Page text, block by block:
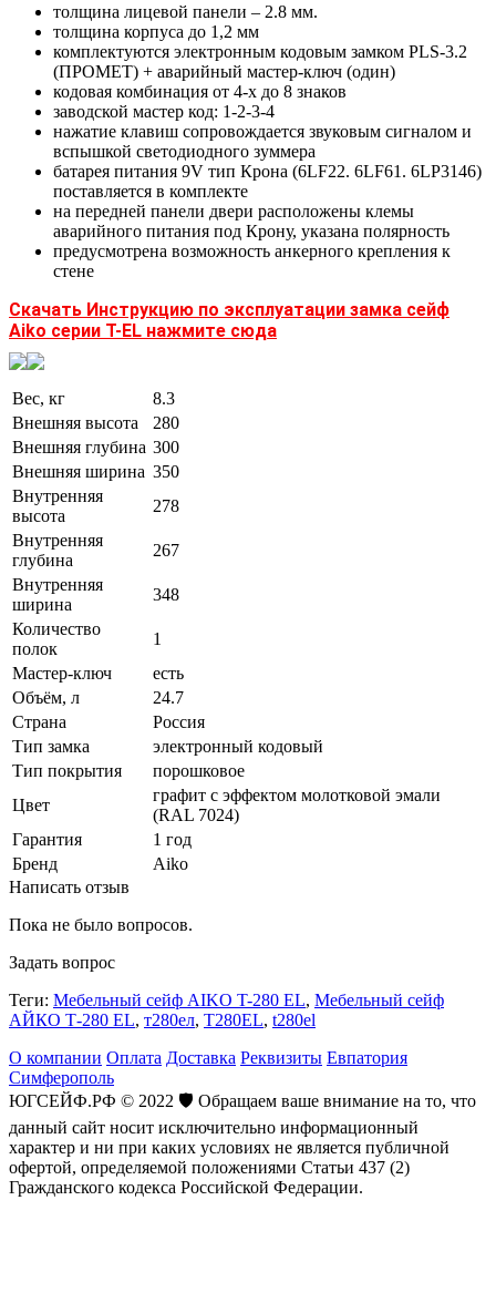
толщина лицевой панели – 2.8 мм.
толщина корпуса до 1,2 мм
комплектуются электронным кодовым замком PLS-3.2
(ПРОМЕТ) + аварийный мастер-ключ (один)
кодовая комбинация от 4-х до 8 знаков
заводской мастер код: 1-2-3-4
нажатие клавиш сопровождается звуковым сигналом и
вспышкой светодиодного зуммера
батарея питания 9V тип Крона (6LF22. 6LF61. 6LP3146)
поставляется в комплекте
на передней панели двери расположены клемы
аварийного питания под Крону, указана полярность
предусмотрена возможность анкерного крепления к
стене
Скачать Инструкцию по эксплуатации замка сейф
Aiko серии Т-EL нажмите сюда
Вес, кг
8.3
Внешняя высота
280
Внешняя глубина 300
Внешняя ширина 350
Внутренняя
высота
278
Внутренняя
глубина
267
Внутренняя
ширина
348
Количество
полок
1
Мастер-ключ
есть
Объём, л
24.7
Страна
Россия
Тип замка
электронный кодовый
Тип покрытия
порошковое
Цвет
графит с эффектом молотковой эмали
(RAL 7024)
Гарантия
1 год
Бренд
Aiko
Написать отзыв
Пока не было вопросов.
Задать вопрос
Теги: Мебельный сейф AIKO T-280 EL, Мебельный сейф
АЙКО Т-280 EL, т280ел, T280EL, t280el
О компании Оплата Доставка Реквизиты Евпатория
Симферополь
ЮГСЕЙФ.РФ © 2022 🛡️ Обращаем ваше внимание на то, что
данный сайт носит исключительно информационный
характер и ни при каких условиях не является публичной
офертой, определяемой положениями Статьи 437 (2)
Гражданского кодекса Российской Федерации.